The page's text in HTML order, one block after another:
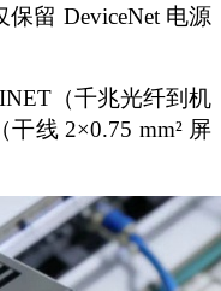
留 DeviceNet 电源
（千兆光纤到机
干线 2×0.75 mm² 屏